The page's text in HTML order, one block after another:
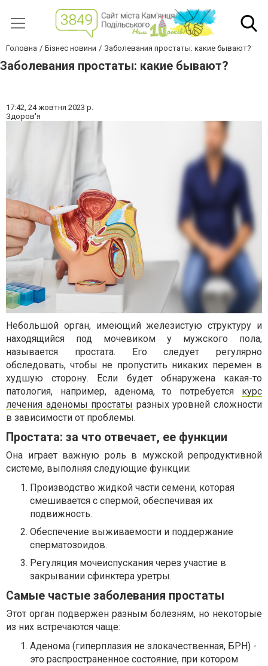
Головна Бізнес новини Заболевания простаты: какие бывают?
Заболевания простаты: какие бывают?
17:42, 24 жовтня 2023 р.
Здоров'я
Небольшой орган, имеющий железистую структуру и
находящийся под мочевиком у мужского пола,
называется простата. Его следует регулярно
обследовать, чтобы не пропустить никаких перемен в
худшую сторону. Если будет обнаружена какая-то
патология, например, аденома, то потребуется курс
лечения аденомы простаты разных уровней сложности
в зависимости от проблемы.
Простата: за что отвечает, ее функции
Она играет важную роль в мужской репродуктивной
системе, выполняя следующие функции:
Производство жидкой части семени, которая
смешивается с спермой, обеспечивая их
подвижность.
Обеспечение выживаемости и поддержание
сперматозоидов.
Регуляция мочеиспускания через участие в
закрывании сфинктера уретры.
Самые частые заболевания простаты
Этот орган подвержен разным болезням, но некоторые
из них встречаются чаще:
Аденома (гиперплазия не злокачественная, БPH) -
это распространенное состояние, при котором